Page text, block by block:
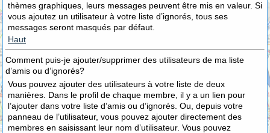
thèmes graphiques, leurs messages peuvent être mis en valeur. Si
vous ajoutez un utilisateur à votre liste d’ignorés, tous ses
messages seront masqués par défaut.
Haut
Comment puis-je ajouter/supprimer des utilisateurs de ma liste
d’amis ou d’ignorés?
Vous pouvez ajouter des utilisateurs à votre liste de deux
manières. Dans le profil de chaque membre, il y a un lien pour
l’ajouter dans votre liste d’amis ou d’ignorés. Ou, depuis votre
panneau de l’utilisateur, vous pouvez ajouter directement des
membres en saisissant leur nom d’utilisateur. Vous pouvez